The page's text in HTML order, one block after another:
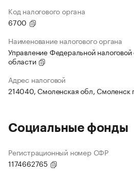
Код налогового органа
6700
Наименование налогового органа
Управление Федеральной
области
Адрес налоговой
214040, Смоленская обл, Смоленск
Социальные фонды
Регистрационный номер СФР
1174662765